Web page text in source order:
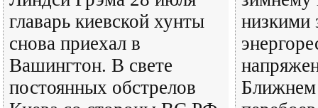
главарь киевской хунты
снова приехал в
Вашингтон. В свете
постоянных обстрелов
низкими
Ближнем